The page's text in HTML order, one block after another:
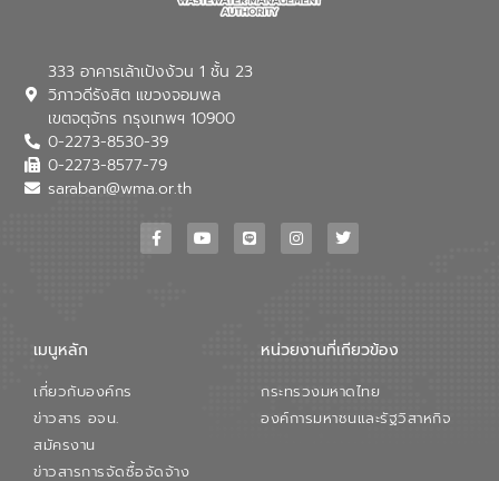
333 อาคารเล้าเป้งง้วน 1 ชั้น 23
วิภาวดีรังสิต แขวงจอมพล
เขตจตุจักร กรุงเทพฯ 10900
0-2273-8530-39
0-2273-8577-79
saraban@wma.or.th
เมนูหลัก
เกี่ยวกับองค์กร
ข่าวสาร อจน.
สมัครงาน
ข่าวสารการจัดซื้อจัดจ้าง
หน่วยงานที่เกียวข้อง
กระทรวงมหาดไทย
องค์การมหาชนและรัฐวิสาหกิจ